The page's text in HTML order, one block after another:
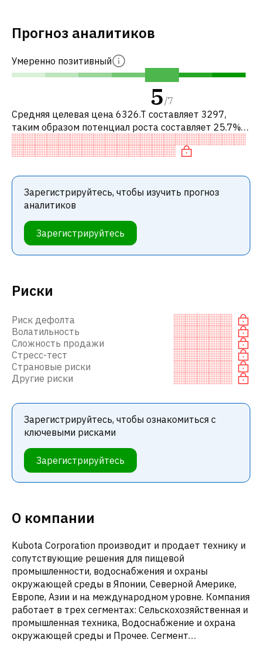
Риски
Риск дефолта
Волатильность
Сложность продажи
Стресс-тест
Страновые риски
Другие риски
Зарегистрируйтесь, чтобы ознакомиться с
ключевыми рисками
Зарегистрируйтесь
О компании
Kubota Corporation производит и продает технику и
сопутствующие решения для пищевой
промышленности, водоснабжения и охраны
окружающей среды в Японии, Северной Америке,
Европе, Азии и на международном уровне. Компания
работает в трех сегментах: Сельскохозяйственная и
промышленная техника, Водоснабжение и охрана
окружающей среды и Прочее. Сегмент
Прогноз аналитиков
Умеренно позитивный
5 /7
Средняя целевая цена 6326.T составляет 3297,
таким образом потенциал роста составляет 25.7%.
Обычно это означает рекомендацию «ПОКУПАТЬ»
среди инвестиционных компаний или
Зарегистрируйтесь, чтобы изучить прогноз
аналитиков
Зарегистрируйтесь